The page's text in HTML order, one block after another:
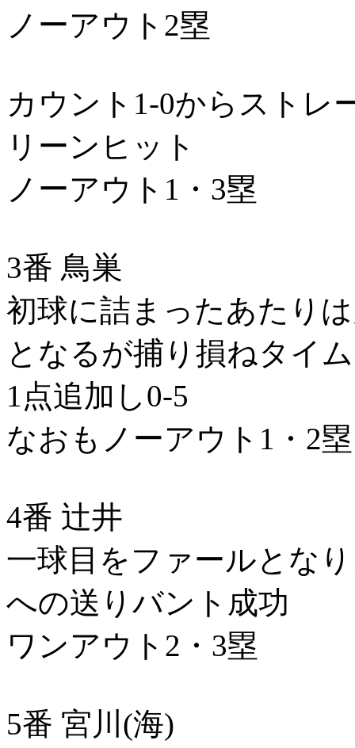
ノーアウト2塁
カウント1-0からストレ
リーンヒット
ノーアウト1・3塁
3番 鳥巣
初球に詰まったあたり
となるが捕り損ねタイ
1点追加し0-5
なおもノーアウト1・2塁
4番 辻井
一球目をファールとな
への送りバント成功
ワンアウト2・3塁
5番 宮川(海)